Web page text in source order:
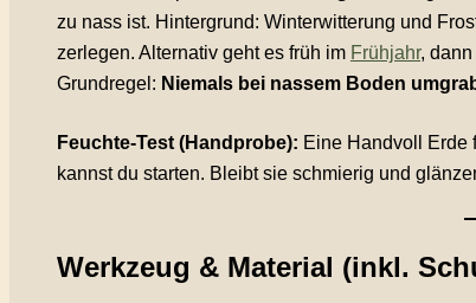
zu nass ist. Hintergrund: Winterwitterung und
zerlegen. Alternativ geht es früh im Frühjahr,
Grundregel: Niemals bei nassem Boden
Feuchte-Test (Handprobe): Eine Handvoll Erde
kannst du starten. Bleibt sie schmierig und
Werkzeug & Material (inkl.